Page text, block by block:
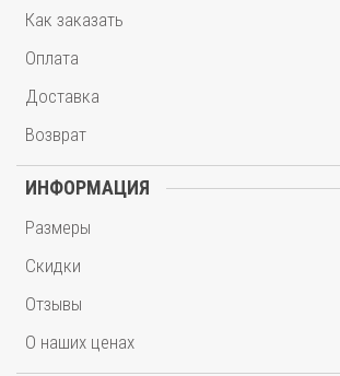
Как заказать
Оплата
Доставка
Возврат
ИНФОРМАЦИЯ
Размеры
Скидки
Отзывы
О наших ценах